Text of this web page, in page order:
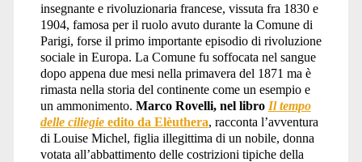
insegnante e rivoluzionaria francese, vissuta fra 1830 e
1904, famosa per il ruolo avuto durante la Comune di
Parigi, forse il primo importante episodio di rivoluzione
sociale in Europa. La Comune fu soffocata nel sangue
dopo appena due mesi nella primavera del 1871 ma è
rimasta nella storia del continente come un esempio e
un ammonimento. Marco Rovelli, nel libro Il tempo
delle ciliegie edito da Elèuthera, racconta l’avventura
di Louise Michel, figlia illegittima di un nobile, donna
votata all’abbattimento delle costrizioni tipiche della